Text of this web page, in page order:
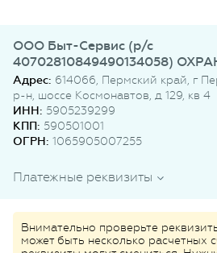
ООО Быт-Сервис (р/с
40702810849490134058)
Адрес: 614066, Пермский край, г
р-н, шоссе Космонавтов, д 129, кв 4
ИНН: 5905239299
КПП: 590501001
ОГРН: 1065905007255
Платежные реквизиты
Внимательно проверьте
может быть несколько расчетных